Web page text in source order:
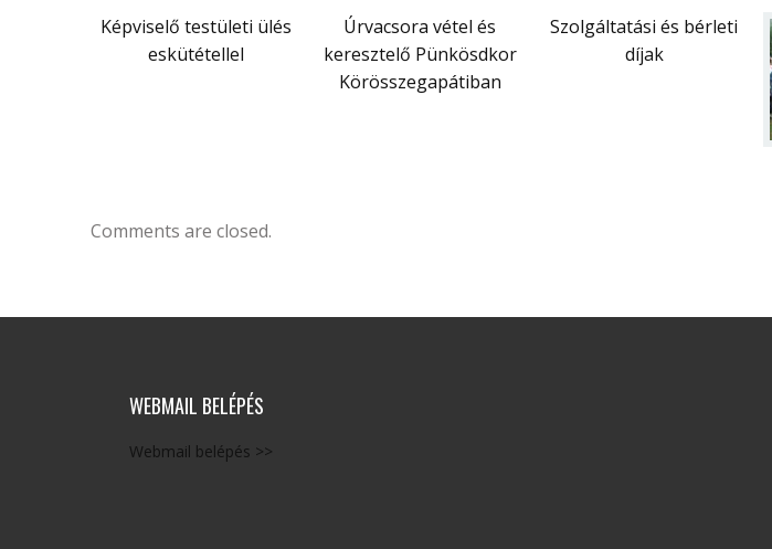
Képviselő testületi ülés
eskütétellel
Úrvacsora vétel és
keresztelő Pünkösdkor
Körösszegapátiban
Szolgáltatási és bérleti
díjak
Comments are closed.
WEBMAIL BELÉPÉS
Webmail belépés >>